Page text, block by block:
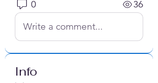
0
36
Write a comment...
Info